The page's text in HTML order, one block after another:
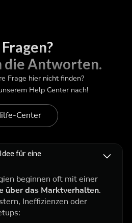
die Antworten.
Frage hier nicht finden?
Help Center nach!
Center
für eine
beginnen oft mit einer
über das Marktverhalten.
Ineffizienzen oder